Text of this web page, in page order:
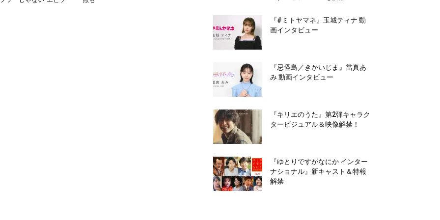
『#ミトヤマネ』玉城ティナ 動
画インタビュー
『忌怪島／きかいじま』當真あ
み 動画インタビュー
『キリエのうた』第2弾キャラク
タービジュアル＆映像解禁！
『ゆとりですがなにか インター
ナショナル』新キャスト＆特報
解禁